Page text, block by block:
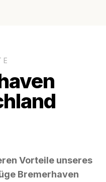
Vorteile unseres
Bremerhaven